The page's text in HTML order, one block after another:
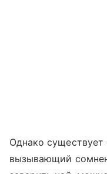
Однако
вызывающий